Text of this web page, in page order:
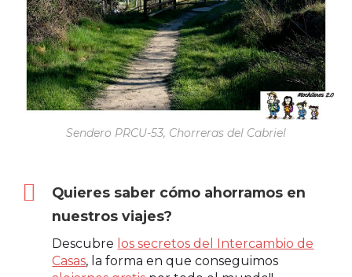
Sendero PRCU-53, Chorreras del Cabriel
Quieres saber cómo ahorramos en
nuestros viajes?
Descubre los secretos del Intercambio de
Casas, la forma en que conseguimos